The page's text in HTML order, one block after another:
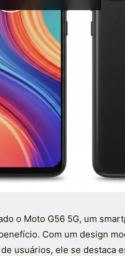
o Moto G56 5G, um
Com um design
usuários, ele se destaca